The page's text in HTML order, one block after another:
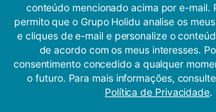
conteúdo mencionado acima por e-mail.
permito que o Grupo Holidu analise os
e cliques de e-mail e personalize o
de acordo com os meus interesses.
consentimento concedido a qualquer
o futuro. Para mais informações,
Política de Privacidade.